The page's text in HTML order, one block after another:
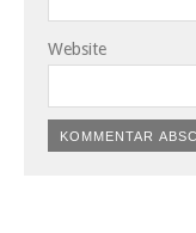
Website